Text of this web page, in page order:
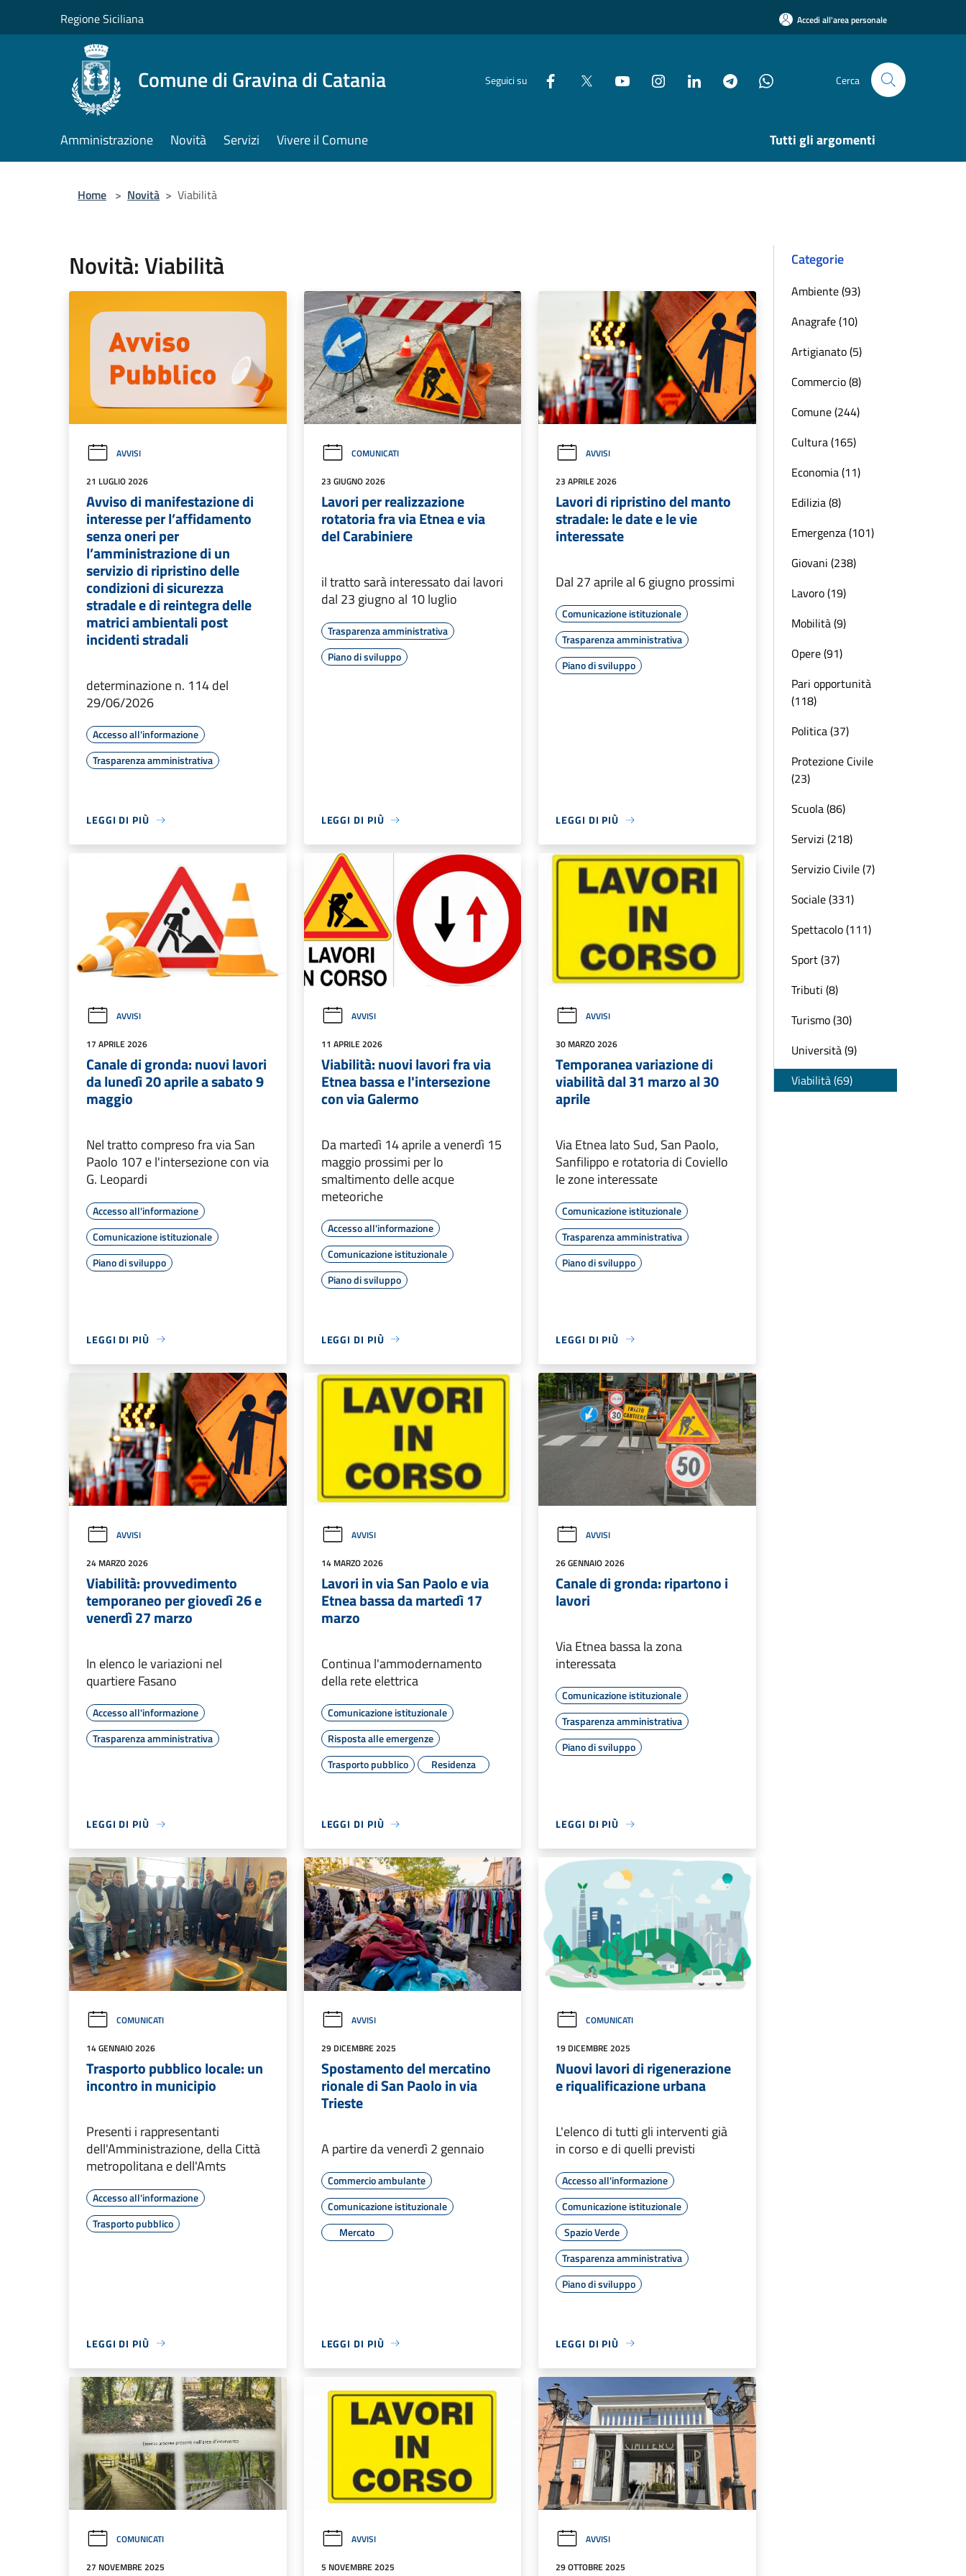
Regione Siciliana Accedi all'area personale
Comune di Gravina di Catania Seguici su Cerca
Amministrazione Novità Servizi Vivere il Comune Tutti gli argomenti
Home > Novità > Viabilità
Novità: Viabilità
AVVISI
21 LUGLIO 2026
Avviso di manifestazione di
interesse per l’affidamento
senza oneri per
l’amministrazione di un
servizio di ripristino delle
condizioni di sicurezza
stradale e di reintegra delle
matrici ambientali post
incidenti stradali
determinazione n. 114 del
29/06/2026
Accesso all'informazione
Trasparenza amministrativa
LEGGI DI PIÙ
COMUNICATI
23 GIUGNO 2026
Lavori per realizzazione
rotatoria fra via Etnea e via
del Carabiniere
il tratto sarà interessato dai lavori
dal 23 giugno al 10 luglio
Trasparenza amministrativa
Piano di sviluppo
LEGGI DI PIÙ
AVVISI
23 APRILE 2026
Lavori di ripristino del manto
stradale: le date e le vie
interessate
Dal 27 aprile al 6 giugno prossimi
Comunicazione istituzionale
Trasparenza amministrativa
Piano di sviluppo
LEGGI DI PIÙ
AVVISI
17 APRILE 2026
Canale di gronda: nuovi lavori
da lunedì 20 aprile a sabato 9
maggio
Nel tratto compreso fra via San
Paolo 107 e l'intersezione con via
G. Leopardi
Accesso all'informazione
Comunicazione istituzionale
Piano di sviluppo
LEGGI DI PIÙ
AVVISI
11 APRILE 2026
Viabilità: nuovi lavori fra via
Etnea bassa e l'intersezione
con via Galermo
Da martedì 14 aprile a venerdì 15
maggio prossimi per lo
smaltimento delle acque
meteoriche
Accesso all'informazione
Comunicazione istituzionale
Piano di sviluppo
LEGGI DI PIÙ
AVVISI
30 MARZO 2026
Temporanea variazione di
viabilità dal 31 marzo al 30
aprile
Via Etnea lato Sud, San Paolo,
Sanfilippo e rotatoria di Coviello
le zone interessate
Comunicazione istituzionale
Trasparenza amministrativa
Piano di sviluppo
LEGGI DI PIÙ
AVVISI
24 MARZO 2026
Viabilità: provvedimento
temporaneo per giovedì 26 e
venerdì 27 marzo
In elenco le variazioni nel
quartiere Fasano
Accesso all'informazione
Trasparenza amministrativa
LEGGI DI PIÙ
AVVISI
14 MARZO 2026
Lavori in via San Paolo e via
Etnea bassa da martedì 17
marzo
Continua l'ammodernamento
della rete elettrica
Comunicazione istituzionale
Risposta alle emergenze
Trasporto pubblico
Residenza
LEGGI DI PIÙ
AVVISI
26 GENNAIO 2026
Canale di gronda: ripartono i
lavori
Via Etnea bassa la zona
interessata
Comunicazione istituzionale
Trasparenza amministrativa
Piano di sviluppo
LEGGI DI PIÙ
COMUNICATI
14 GENNAIO 2026
Trasporto pubblico locale: un
incontro in municipio
Presenti i rappresentanti
dell'Amministrazione, della Città
metropolitana e dell'Amts
Accesso all'informazione
Trasporto pubblico
LEGGI DI PIÙ
AVVISI
29 DICEMBRE 2025
Spostamento del mercatino
rionale di San Paolo in via
Trieste
A partire da venerdì 2 gennaio
Commercio ambulante
Comunicazione istituzionale
Mercato
LEGGI DI PIÙ
COMUNICATI
19 DICEMBRE 2025
Nuovi lavori di rigenerazione
e riqualificazione urbana
L'elenco di tutti gli interventi già
in corso e di quelli previsti
Accesso all'informazione
Comunicazione istituzionale
Spazio Verde
Trasparenza amministrativa
Piano di sviluppo
LEGGI DI PIÙ
COMUNICATI
27 NOVEMBRE 2025
AVVISI
5 NOVEMBRE 2025
AVVISI
29 OTTOBRE 2025
Categorie
Ambiente (93)
Anagrafe (10)
Artigianato (5)
Commercio (8)
Comune (244)
Cultura (165)
Economia (11)
Edilizia (8)
Emergenza (101)
Giovani (238)
Lavoro (19)
Mobilità (9)
Opere (91)
Pari opportunità
(118)
Politica (37)
Protezione Civile
(23)
Scuola (86)
Servizi (218)
Servizio Civile (7)
Sociale (331)
Spettacolo (111)
Sport (37)
Tributi (8)
Turismo (30)
Università (9)
Viabilità (69)